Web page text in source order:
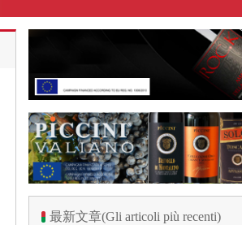
最新文章(Gli articoli più recenti)